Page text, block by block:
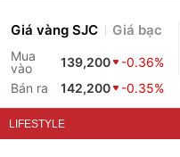
Giá vàng SJC Giá bạc
Mua
vào
139,200
-0.36%
Bán ra
142,200 -0.35%
LIFESTYLE